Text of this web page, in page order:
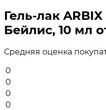
Гель-лак
Бейлис, 10 мл
Средняя оценка
0
0
0
0